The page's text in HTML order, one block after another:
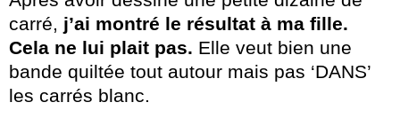
carré, j’ai montré le résultat à ma fille.
Cela ne lui plait pas. Elle veut bien une
bande quiltée tout autour mais pas ‘DANS’
les carrés blanc.